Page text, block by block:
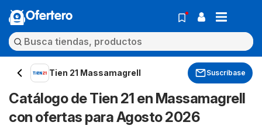
Ofertero
Tien 21 Massamagrell Suscríbase
Catálogo de Tien 21 en Massamagrell
con ofertas para Agosto 2026